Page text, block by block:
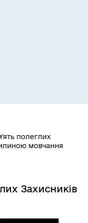
полеглих
мовчання
Захисників